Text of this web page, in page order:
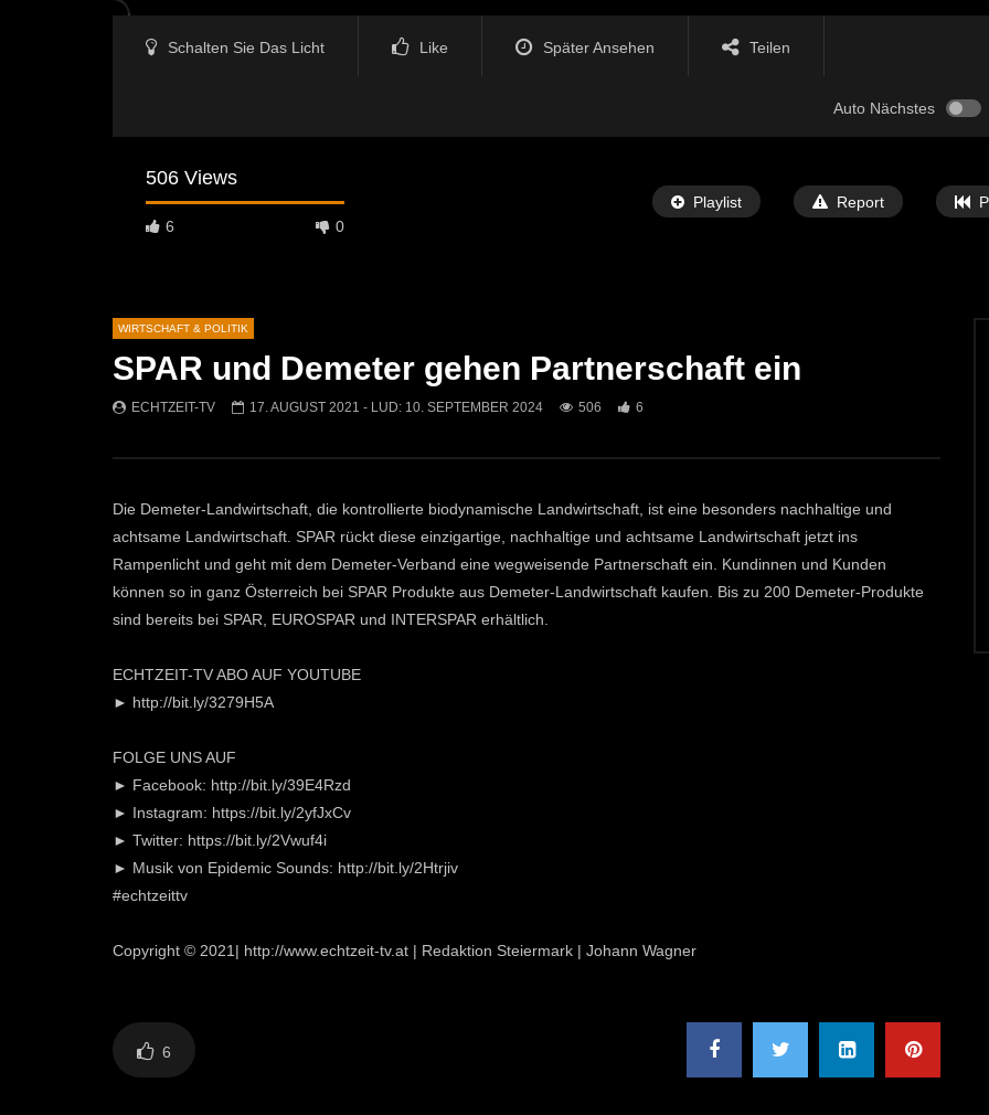
Schalten Sie Das Licht Like Später Ansehen Teilen
Auto Nächstes
506 Views
6 0
Playlist Report
Später Ansehen
06:35 Später Ansehen
04:42 06:05
WIRTSCHAFT & POLITIK
SPAR und Demeter gehen Partnerschaft ein
ECHTZEIT-TV 17. AUGUST 2021 - LUD: 10. SEPTEMBER 2024 506 6
Die Demeter-Landwirtschaft, die kontrollierte biodynamische Landwirtschaft, ist eine besonders nachhaltige und
achtsame Landwirtschaft. SPAR rückt diese einzigartige, nachhaltige und achtsame Landwirtschaft jetzt ins
Rampenlicht und geht mit dem Demeter-Verband eine wegweisende Partnerschaft ein. Kundinnen und Kunden
können so in ganz Österreich bei SPAR Produkte aus Demeter-Landwirtschaft kaufen. Bis zu 200 Demeter-Produkte
sind bereits bei SPAR, EUROSPAR und INTERSPAR erhältlich.
ECHTZEIT-TV ABO AUF YOUTUBE
► http://bit.ly/3279H5A
FOLGE UNS AUF
► Facebook: http://bit.ly/39E4Rzd
► Instagram: https://bit.ly/2yfJxCv
► Twitter: https://bit.ly/2Vwuf4i
► Musik von Epidemic Sounds: http://bit.ly/2Htrjiv
#echtzeittv
Copyright © 2021| http://www.echtzeit-tv.at | Redaktion Steiermark | Johann Wagner
6